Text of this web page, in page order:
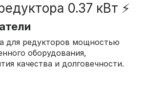
0.37 кВт ⚡
для редукторов мощностью
оборудования,
качества и долговечности.